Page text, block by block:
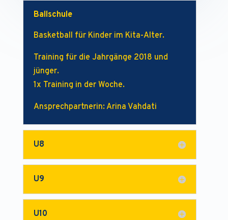
Ballschule
Basketball für Kinder im Kita-Alter.
Training für die Jahrgänge 2018 und
jünger.
1x Training in der Woche.
Ansprechpartnerin: Arina Vahdati
U8
U9
U10